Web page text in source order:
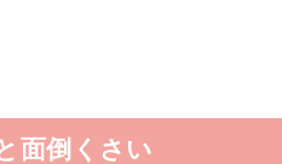
面倒くさい